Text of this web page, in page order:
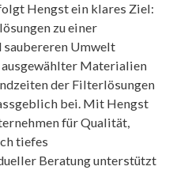
Hengst ein klares Ziel:
zu einer
Umwelt
Materialien
der Filterlösungen
bei. Mit Hengst
für Qualität,
tiefes
Beratung unterstützt